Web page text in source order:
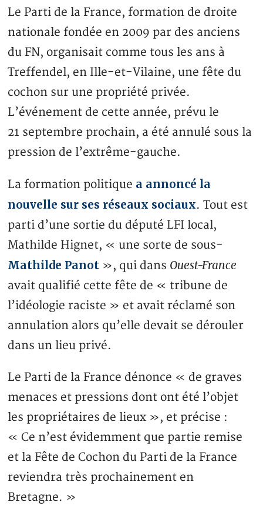
Le Parti de la France, formation de droite
nationale fondée en 2009 par des anciens
du FN, organisait comme tous les ans à
Treffendel, en Ille-et-Vilaine, une fête du
cochon sur une propriété privée.
L’événement de cette année, prévu le
21 septembre prochain, a été annulé sous la
pression de l’extrême-gauche.
La formation politique a annoncé la
nouvelle sur ses réseaux sociaux. Tout est
parti d’une sortie du député LFI local,
Mathilde Hignet, « une sorte de sous-
Mathilde Panot », qui dans Ouest-France
avait qualifié cette fête de « tribune de
l’idéologie raciste » et avait réclamé son
annulation alors qu’elle devait se dérouler
dans un lieu privé.
Le Parti de la France dénonce « de graves
menaces et pressions dont ont été l’objet
les propriétaires de lieux », et précise :
« Ce n’est évidemment que partie remise
et la Fête de Cochon du Parti de la France
reviendra très prochainement en
Bretagne. »